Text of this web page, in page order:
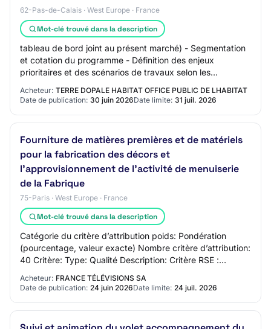
62-Pas-de-Calais · West Europe · France
Mot-clé trouvé dans la description
tableau de bord joint au présent marché) - Segmentation
et cotation du programme - Définition des enjeux
prioritaires et des scénarios de travaux selon les
Acheteur: TERRE DOPALE HABITAT OFFICE PUBLIC DE LHABITAT
Date de publication: 30 juin 2026Date limite: 31 juil. 2026
Fourniture de matières premières et de matériels
pour la fabrication des décors et
l’approvisionnement de l’activité de menuiserie
de la Fabrique
75-Paris · West Europe · France
Mot-clé trouvé dans la description
Catégorie du critère d’attribution poids: Pondération
(pourcentage, valeur exacte) Nombre critère d’attribution:
40 Critère: Type: Qualité Description: Critère RSE :
Performance environnementale des…
Acheteur: FRANCE TÉLÉVISIONS SA
Date de publication: 24 juin 2026Date limite: 24 juil. 2026